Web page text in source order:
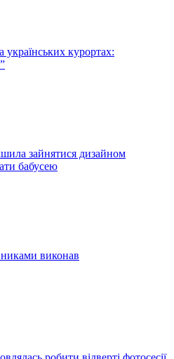
курортах:
зайнятися дизайном
бабусею
виконав